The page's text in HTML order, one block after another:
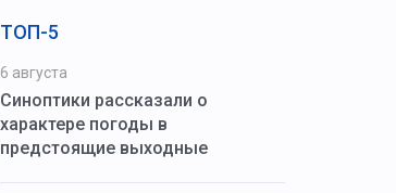
ТОП-5
6 августа
Синоптики рассказали о
характере погоды в
предстоящие выходные